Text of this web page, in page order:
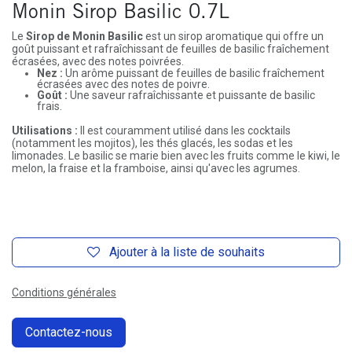
Monin Sirop Basilic 0.7L
Le Sirop de Monin Basilicest un sirop aromatique qui offre un
goût puissant et rafraîchissant de feuilles de basilic fraîchement
écrasées, avec des notes poivrées.
Nez : Un arôme puissant de feuilles de basilic fraîchement
écrasées avec des notes de poivre.
Goût : Une saveur rafraîchissante et puissante de basilic
frais.
Utilisations : Il est couramment utilisé dans les cocktails
(notamment les mojitos), les thés glacés, les sodas et les
limonades. Le basilic se marie bien avec les fruits comme le kiwi, le
melon, la fraise et la framboise, ainsi qu'avec les agrumes.
Ajouter à la liste de souhaits
Conditions générales
Contactez-nous